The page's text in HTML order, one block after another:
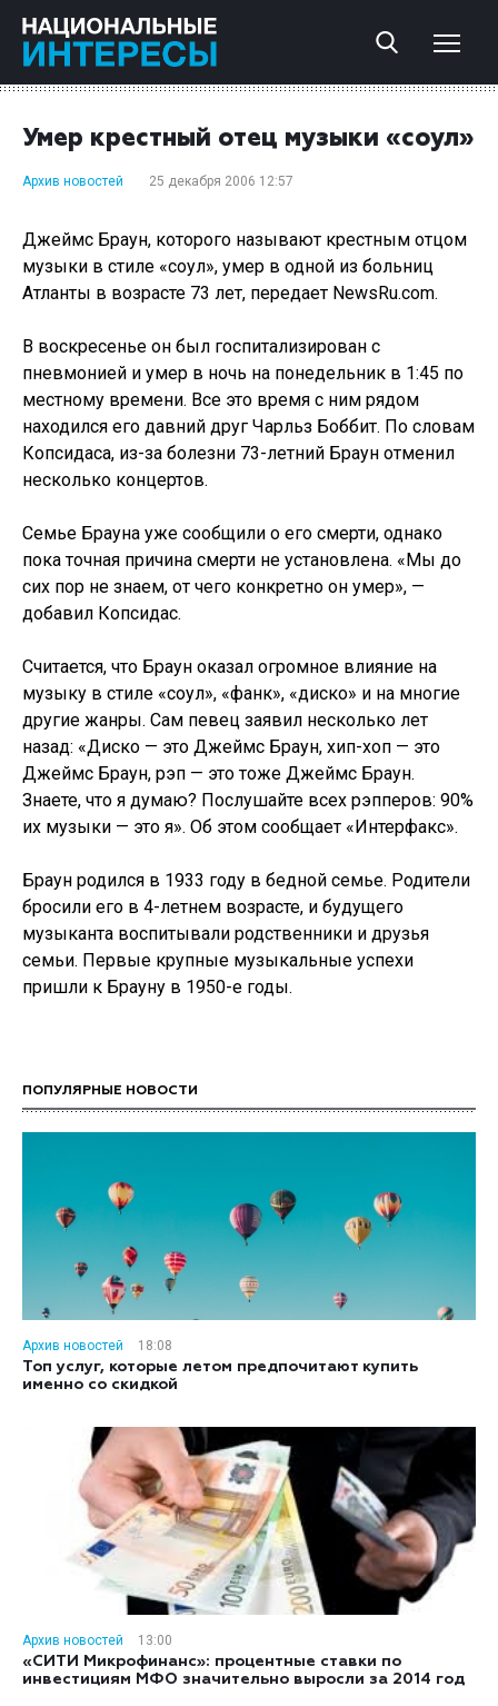
Умер крестный отец музыки «соул»
Архив новостей 25 декабря 2006 12:57
Джеймс Браун, которого называют крестным отцом
музыки в стиле «соул», умер в одной из больниц
Атланты в возрасте 73 лет, передает NewsRu.com.
В воскресенье он был госпитализирован с
пневмонией и умер в ночь на понедельник в 1:45 по
местному времени. Все это время с ним рядом
находился его давний друг Чарльз Боббит. По словам
Копсидаса, из-за болезни 73-летний Браун отменил
несколько концертов.
Семье Брауна уже сообщили о его смерти, однако
пока точная причина смерти не установлена. «Мы до
сих пор не знаем, от чего конкретно он умер», —
добавил Копсидас.
Считается, что Браун оказал огромное влияние на
музыку в стиле «соул», «фанк», «диско» и на многие
другие жанры. Сам певец заявил несколько лет
назад: «Диско — это Джеймс Браун, хип-хоп — это
Джеймс Браун, рэп — это тоже Джеймс Браун.
Знаете, что я думаю? Послушайте всех рэпперов: 90%
их музыки — это я». Об этом сообщает «Интерфакс».
Браун родился в 1933 году в бедной семье. Родители
бросили его в 4-летнем возрасте, и будущего
музыканта воспитывали родственники и друзья
семьи. Первые крупные музыкальные успехи
пришли к Брауну в 1950-е годы.
ПОПУЛЯРНЫЕ НОВОСТИ
Архив новостей
18:08
Топ услуг, которые летом предпочитают купить
именно со скидкой
Архив новостей
13:00
«СИТИ Микрофинанс»: процентные ставки по
инвестициям МФО значительно выросли за 2014 год